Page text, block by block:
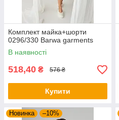
Комплект майка+шорти
0296/330 Barwa garments
В наявності
518,40 ₴ 576 ₴
Купити
Новинка –10%